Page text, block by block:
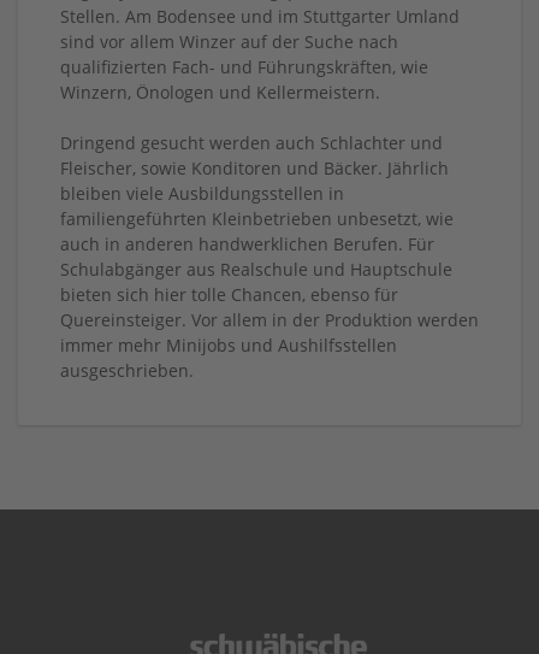
Stellen. Am Bodensee und im Stuttgarter Umland
sind vor allem Winzer auf der Suche nach
qualifizierten Fach- und Führungskräften, wie
Winzern, Önologen und Kellermeistern.
Dringend gesucht werden auch Schlachter und
Fleischer, sowie Konditoren und Bäcker. Jährlich
bleiben viele Ausbildungsstellen in
familiengeführten Kleinbetrieben unbesetzt, wie
auch in anderen handwerklichen Berufen. Für
Schulabgänger aus Realschule und Hauptschule
bieten sich hier tolle Chancen, ebenso für
Quereinsteiger. Vor allem in der Produktion werden
immer mehr Minijobs und Aushilfsstellen
ausgeschrieben.